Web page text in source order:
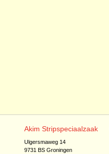
Akim Stripspeciaalzaak
Ulgersmaweg 14
9731 BS Groningen